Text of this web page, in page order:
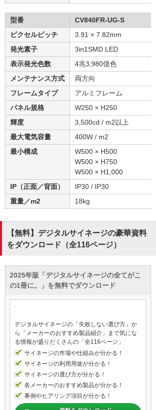
型番
CV840FR-UG-S
ピクセルピッチ
3.91 × 7.82mm
発光素子
3in1SMD LED
表示発光色数
4兆3,980億色
メンテナンス方式
両方向
フレームタイプ
アルミフレーム
パネル規格
W250 × H250
輝度
3,500cd / m2以上
最大電気容量
400W / m2
最小構成
W500 × H500
W500 × H750
W500 × H1,000
IP（正面／背面）
IP30 / IP30
重量／m2
18kg
【無料】デジタルサイネージの豪華資料
をダウンロード（全116ページ）
2025年版「デジタルサイネージの全てがこ
の1冊に。」を無料でダウンロード
デジタルサイネージの「失敗しない選び方」か
ら「メーカーのおすすめ製品紹介」まで気にな
る情報が盛りだくさんの「全116ページ」
サイネージの市場や仕組みが分かる！
サイネージの利用用途が分かる！
サイネージの選び方が分かる！
各メーカーのおすすめ製品が分かる！
事例やヒアリング項目が分かる！